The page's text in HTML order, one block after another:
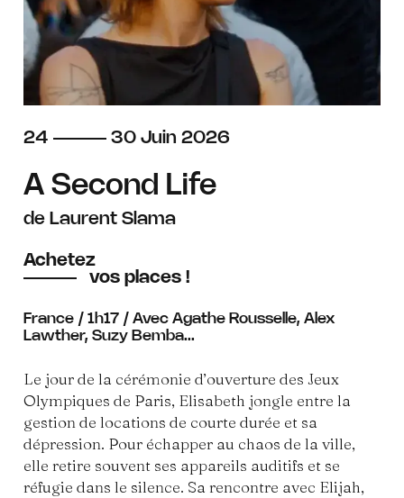
du
24 au
30 juin
Juin 2026
A Second Life
de Laurent Slama
Achetez
vos places !
France / 1h17 / Avec Agathe Rousselle, Alex
Lawther, Suzy Bemba...
Le jour de la cérémonie d’ouverture des Jeux
Olympiques de Paris, Elisabeth jongle entre la
gestion de locations de courte durée et sa
dépression. Pour échapper au chaos de la ville,
elle retire souvent ses appareils auditifs et se
réfugie dans le silence. Sa rencontre avec Elijah,